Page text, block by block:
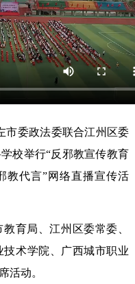
市委政法委联合江州区委
校举行“反邪教宣传教育
教代言”网络直播宣传活
育局、江州区委常委、
术学院、广西城市职业
活动。